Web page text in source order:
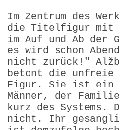
Im Zentrum des
die Titelfigur mit
im Auf und Ab der
es wird schon
nicht zurück!"
betont die unfreie
Figur. Sie ist ein
Männer, der
kurz des Systems.
nicht. Ihr